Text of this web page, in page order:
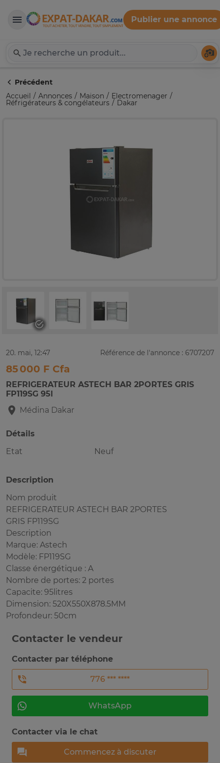
Expat-Dakar
Publier une annonce
Précédent
Accueil
Annonces Maison Electromenager
Réfrigérateurs & congélateurs Dakar
20. mai, 12:47 Référence de l'annonce : 6707207
85 000 F Cfa
REFRIGERATEUR ASTECH BAR 2PORTES GRIS
FP119SG 95l
Médina Dakar
Détails
Etat
Neuf
Description
Nom produit
REFRIGERATEUR ASTECH BAR 2PORTES
GRIS FP119SG
Description
Marque: Astech
Modèle: FP119SG
Classe énergétique : A
Nombre de portes: 2 portes
Capacite: 95litres
Dimension: 520X550X878.5MM
Profondeur: 50cm
Contacter le vendeur
Contacter par téléphone
776 *** ****
WhatsApp
Contacter via le chat
Commencez à discuter